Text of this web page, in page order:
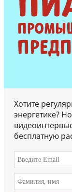
Хотите
энергетике?
бесплатную